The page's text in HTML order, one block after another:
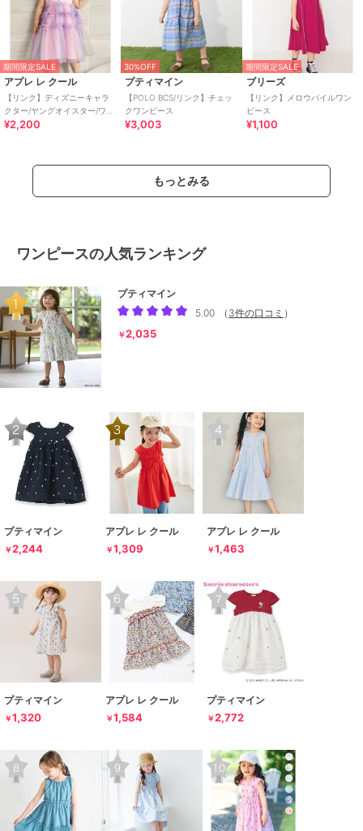
期間限定SALE
アプレ レ クール
【リンク】ディズニーキャラ
クター/ヤングオイスター/ワン
ピース
¥2,200
30%OFF
プティマイン
【POLO BCS/リンク】チェッ
クワンピース
¥3,003
期間限定SALE
ブリーズ
【リンク】メロウパイルワン
ピース
¥1,100
もっとみる
ワンピースの人気ランキング
プティマイン
5.00
（ 3件の口コミ ）
￥2,035
プティマイン
￥2,244
アプレ レ クール
￥1,309
アプレ レ クール
￥1,463
プティマイン
￥1,320
アプレ レ クール
￥1,584
プティマイン
￥2,772